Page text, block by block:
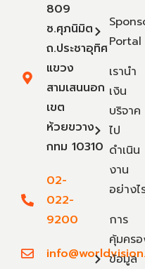
809
ซ.ศุภนิมิต
ถ.ประชาอุทิศ
แขวง
สามเสนนอก
เขต
ห้วยขวาง
กทม 10310
02-
022-
9200
Portal
เรานำ
เงิน
บริจาค
ไป
ดำเนิน
งาน
อย่างไ
การ
คุ้มคร
ข้อมูล